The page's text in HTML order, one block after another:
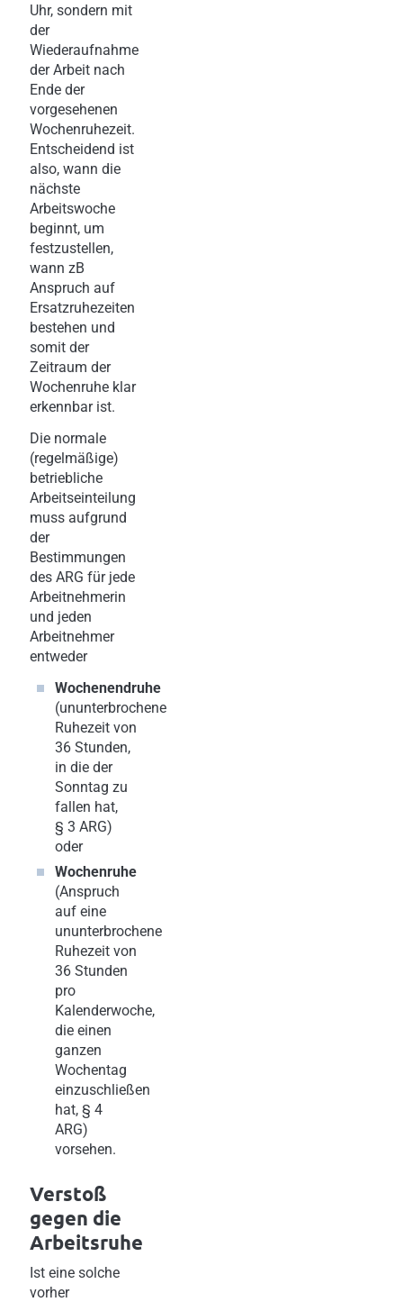
Uhr, sondern mit
der
Wiederaufnahme
der Arbeit nach
Ende der
vorgesehenen
Wochenruhezeit.
Entscheidend ist
also, wann die
nächste
Arbeitswoche
beginnt, um
festzustellen,
wann zB
Anspruch auf
Ersatzruhezeiten
bestehen und
somit der
Zeitraum der
Wochenruhe klar
erkennbar ist.
Die normale
(regelmäßige)
betriebliche
Arbeitseinteilung
muss aufgrund
der
Bestimmungen
des ARG für jede
Arbeitnehmerin
und jeden
Arbeitnehmer
entweder
Wochenendruhe
(ununterbrochene
Ruhezeit von
36 Stunden,
in die der
Sonntag zu
fallen hat,
§ 3 ARG)
oder
Wochenruhe
(Anspruch
auf eine
ununterbrochene
Ruhezeit von
36 Stunden
pro
Kalenderwoche,
die einen
ganzen
Wochentag
einzuschließen
hat, § 4
ARG)
vorsehen.
Verstoß
gegen die
Arbeitsruhe
Ist eine solche
vorher